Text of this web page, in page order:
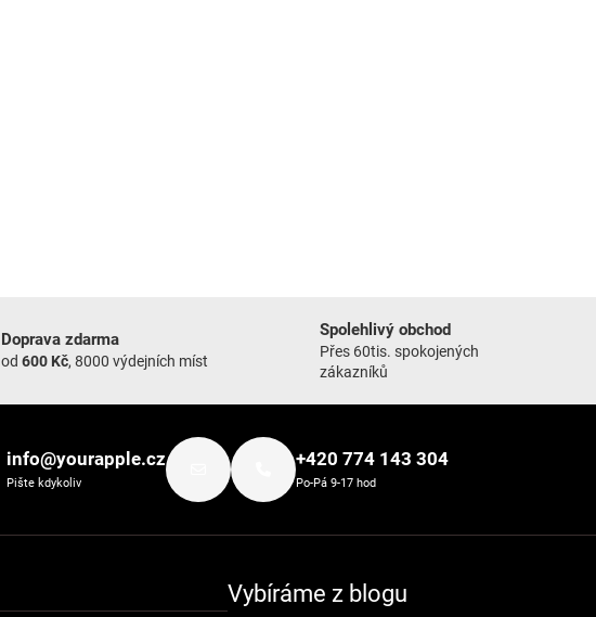
Doprava zdarma
od 600 Kč, 8000 výdejních míst
Spolehlivý obchod
Přes 60tis. spokojených
zákazníků
info@yourapple.cz
Pište kdykoliv
+420 774 143 304
Po-Pá 9-17 hod
Vybíráme z blogu